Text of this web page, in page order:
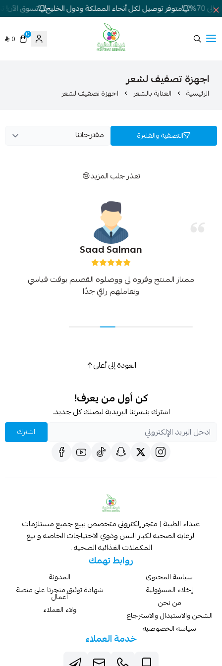
70% متوفر توصيل لكل أنحاء المملكة ودول الخليج تسوق الآن!
شركة غيداء المتطورة الطبية
0
0
اجهزة تصفيف لشعر
الرئيسية العناية بالشعر اجهزة تصفيف لشعر
التصفية والفلترة
تعذر جلب المزيد😢
Saad Salman
ممتاز المنتج وفروه لي ووصلوه القصيم بوقت قياسي
وتعاملهم راقي جدًا
العودة إلى أعلى
كن أول من يعرف!
اشترك بنشرتنا البريدية ليصلك كل جديد.
اشترك
غيداء الطبية | متجر إلكتروني متخصص ببيع جميع مستلزمات
الرعايه الصحيه لكبار السن وذوي الاحتياجات الخاصه و بيع
المكملات الغذائيه الصحيه .
روابط تهمك
سياسة المحتوى
إخلاء المسؤولية
من نحن
الشحن والاستبدال والاسترجاع
سياسه الخصوصيه
المدونة
شهادة توثيق متجرنا على منصة
أعمال
ولاء العملاء
خدمة العملاء